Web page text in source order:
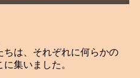
は、それぞれに何らかの
集いました。